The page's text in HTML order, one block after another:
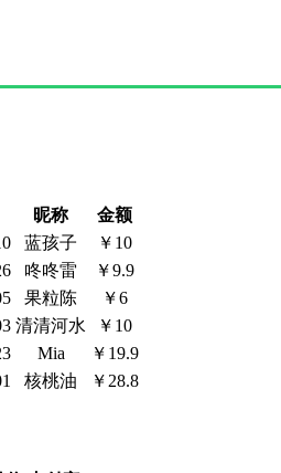
昵称
金额
蓝孩子
￥10
咚咚雷
￥9.9
果粒陈
￥6
清清河水
￥10
Mia
￥19.9
核桃油 ￥28.8